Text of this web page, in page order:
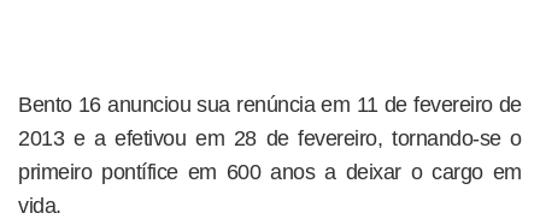
Bento 16 anunciou sua renúncia em 11 de fevereiro de
2013 e a efetivou em 28 de fevereiro, tornando-se o
primeiro pontífice em 600 anos a deixar o cargo em
vida.